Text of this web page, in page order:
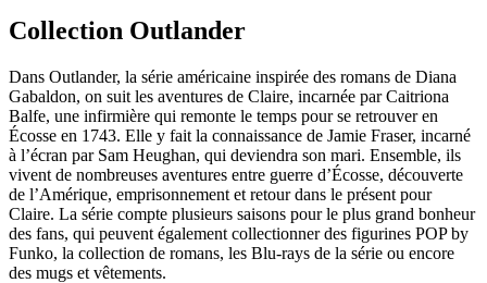
Collection Outlander
Dans Outlander, la série américaine inspirée des romans de Diana
Gabaldon, on suit les aventures de Claire, incarnée par Caitriona
Balfe, une infirmière qui remonte le temps pour se retrouver en
Écosse en 1743. Elle y fait la connaissance de Jamie Fraser, incarné
à l’écran par Sam Heughan, qui deviendra son mari. Ensemble, ils
vivent de nombreuses aventures entre guerre d’Écosse, découverte
de l’Amérique, emprisonnement et retour dans le présent pour
Claire. La série compte plusieurs saisons pour le plus grand bonheur
des fans, qui peuvent également collectionner des figurines POP by
Funko, la collection de romans, les Blu-rays de la série ou encore
des mugs et vêtements.